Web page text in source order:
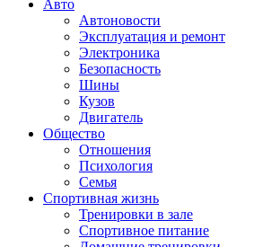
Авто
Автоновости
Эксплуатация и ремонт
Электроника
Безопасность
Шины
Кузов
Двигатель
Общество
Отношения
Психология
Семья
Спортивная жизнь
Тренировки в зале
Спортивное питание